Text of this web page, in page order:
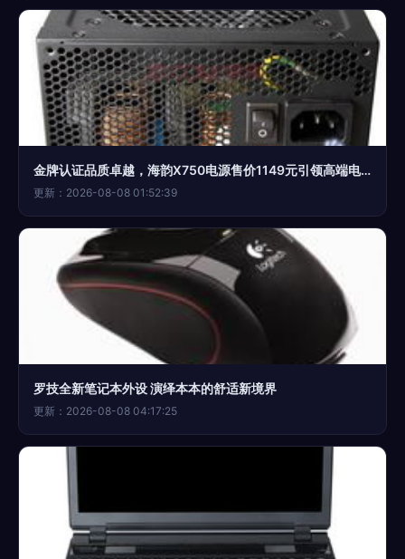
金牌认证品质卓越，海韵X750电源售价1149元引领高端电脑外设市场
更新：2026-08-08 01:52:39
罗技全新笔记本外设 演绎本本的舒适新境界
更新：2026-08-08 04:17:25